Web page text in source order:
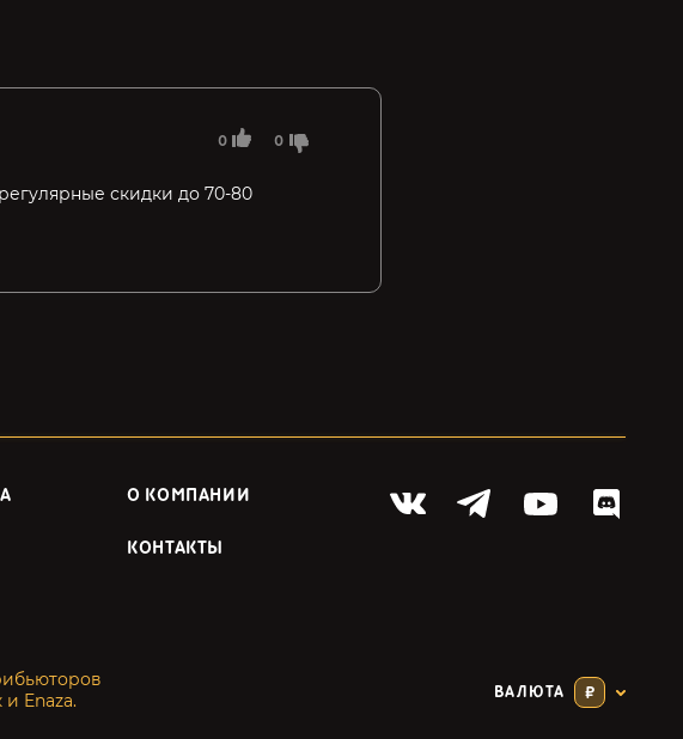
0 0
скидки до 70-80
О КОМПАНИИ
КОНТАКТЫ
Enaza.
ВАЛЮТА ₽